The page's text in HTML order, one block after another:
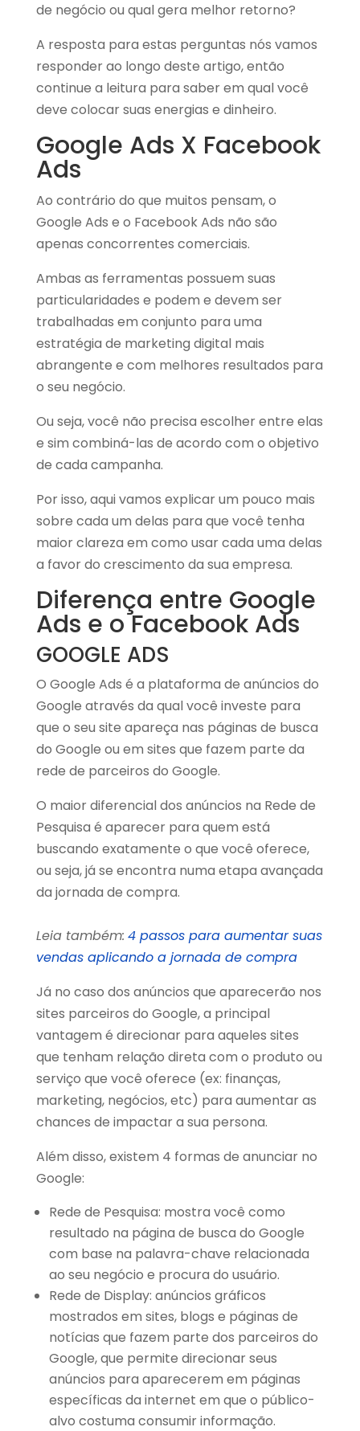
de negócio ou qual gera melhor retorno?
A resposta para estas perguntas nós vamos
responder ao longo deste artigo, então
continue a leitura para saber em qual você
deve colocar suas energias e dinheiro.
Google Ads X Facebook
Ads
Ao contrário do que muitos pensam, o
Google Ads e o Facebook Ads não são
apenas concorrentes comerciais.
Ambas as ferramentas possuem suas
particularidades e podem e devem ser
trabalhadas em conjunto para uma
estratégia de marketing digital mais
abrangente e com melhores resultados para
o seu negócio.
Ou seja, você não precisa escolher entre elas
e sim combiná-las de acordo com o objetivo
de cada campanha.
Por isso, aqui vamos explicar um pouco mais
sobre cada um delas para que você tenha
maior clareza em como usar cada uma delas
a favor do crescimento da sua empresa.
Diferença entre Google
Ads e o Facebook Ads
GOOGLE ADS
O Google Ads é a plataforma de anúncios do
Google através da qual você investe para
que o seu site apareça nas páginas de busca
do Google ou em sites que fazem parte da
rede de parceiros do Google.
O maior diferencial dos anúncios na Rede de
Pesquisa é aparecer para quem está
buscando exatamente o que você oferece,
ou seja, já se encontra numa etapa avançada
da jornada de compra.
Leia também: 4 passos para aumentar suas
vendas aplicando a jornada de compra
Já no caso dos anúncios que aparecerão nos
sites parceiros do Google, a principal
vantagem é direcionar para aqueles sites
que tenham relação direta com o produto ou
serviço que você oferece (ex: finanças,
marketing, negócios, etc) para aumentar as
chances de impactar a sua persona.
Além disso, existem 4 formas de anunciar no
Google:
Rede de Pesquisa: mostra você como
resultado na página de busca do Google
com base na palavra-chave relacionada
ao seu negócio e procura do usuário.
Rede de Display: anúncios gráficos
mostrados em sites, blogs e páginas de
notícias que fazem parte dos parceiros do
Google, que permite direcionar seus
anúncios para aparecerem em páginas
específicas da internet em que o público-
alvo costuma consumir informação.